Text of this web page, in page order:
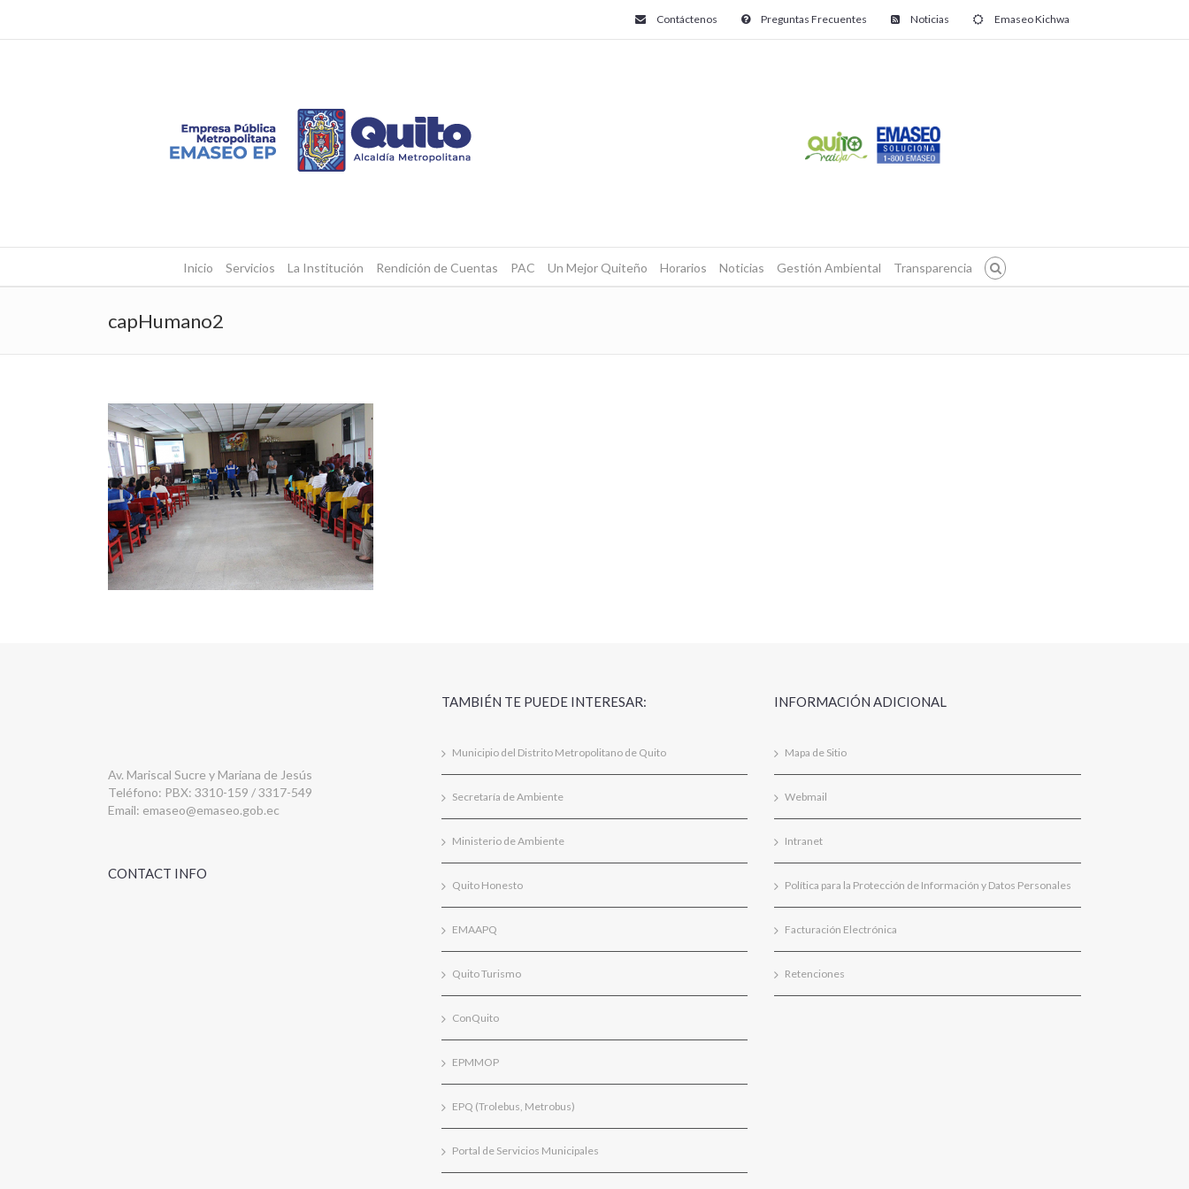
Contáctenos Preguntas Frecuentes Noticias Emaseo Kichwa
Inicio Servicios La Institución Rendición de Cuentas PAC Un Mejor Quiteño Horarios Noticias Gestión Ambiental Transparencia
capHumano2
Av. Mariscal Sucre y Mariana de Jesús
Teléfono: PBX: 3310-159 / 3317-549
Email: emaseo@emaseo.gob.ec
CONTACT INFO
TAMBIÉN TE PUEDE INTERESAR:
Municipio del Distrito Metropolitano de Quito
Secretaría de Ambiente
Ministerio de Ambiente
Quito Honesto
EMAAPQ
Quito Turismo
ConQuito
EPMMOP
EPQ (Trolebus, Metrobus)
Portal de Servicios Municipales
INFORMACIÓN ADICIONAL
Mapa de Sitio
Webmail
Intranet
Política para la Protección de Información y Datos Personales
Facturación Electrónica
Retenciones